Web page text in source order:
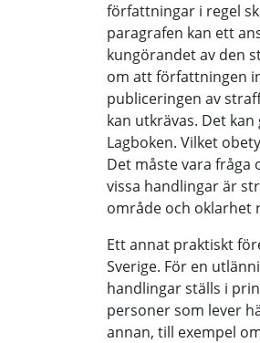
författningar i regel
paragrafen kan ett
kungörandet av den
om att författningen
publiceringen av
kan utkrävas. Det
Lagboken. Vilket
Det måste vara fråga
vissa handlingar är
område och oklarhet
Ett annat praktiskt
Sverige. För en
handlingar ställs i
personer som lever
annan, till exempel